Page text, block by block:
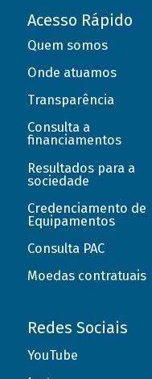
Acesso Rápido
Quem somos
Onde atuamos
Transparência
Consulta a
financiamentos
Resultados para a
sociedade
Credenciamento de
Equipamentos
Consulta PAC
Moedas contratuais
Redes Sociais
YouTube